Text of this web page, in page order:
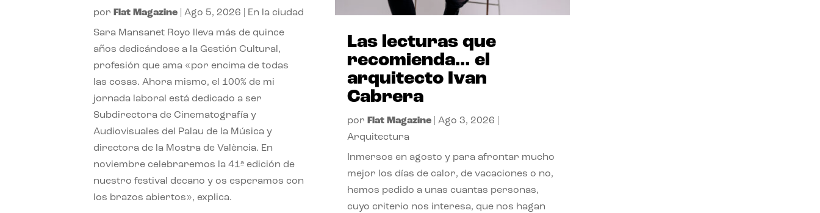
por Flat Magazine |Ago 5, 2026 En la ciudad
Sara Mansanet Royo lleva más de quince
años dedicándose a la Gestión Cultural,
profesión que ama «por encima de todas
las cosas. Ahora mismo, el 100% de mi
jornada laboral está dedicado a ser
Subdirectora de Cinematografía y
Audiovisuales del Palau de la Música y
directora de la Mostra de València. En
noviembre celebraremos la 41ª edición de
nuestro festival decano y os esperamos con
los brazos abiertos», explica.
Las lecturas que
recomienda… el
arquitecto Ivan
Cabrera
por Flat Magazine| Ago 3, 2026
Arquitectura
Inmersos en agosto y para afrontar mucho
mejor los días de calor, de vacaciones o no,
hemos pedido a unas cuantas personas,
cuyo criterio nos interesa, que nos hagan